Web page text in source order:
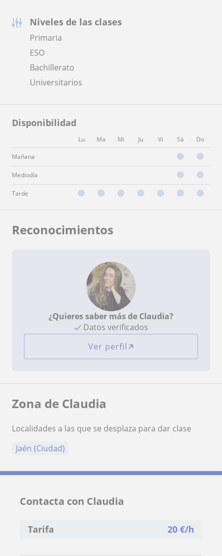
Niveles de las clases
Primaria
ESO
Bachillerato
Universitarios
Disponibilidad
Lu Ma Mi Ju Vi Sá Do
Mañana
Mediodía
Tarde
Reconocimientos
¿Quieres saber más de Claudia?
Datos verificados
Ver perfil
Zona de Claudia
Localidades a las que se desplaza para dar clase
Jaén (Ciudad)
Contacta con Claudia
Tarifa 20 €/h